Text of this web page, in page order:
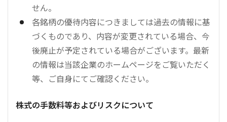
せん。
各銘柄の優待内容につきましては過去の情報に基
づくものであり、内容が変更されている場合、今
後廃止が予定されている場合がございます。最新
の情報は当該企業のホームページをご覧いただく
等、ご自身にてご確認ください。
株式の手数料等およびリスクについて